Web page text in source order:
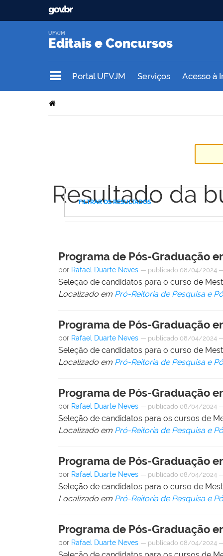
Editais e Concursos
UFVJM
Portal UFVJM Serviços Acesso à
Resultado da
FILTRAR OS RESULTADOS
Programa de Pós-Graduação
por Rafael Duarte Neves — publicado 08/04/2024
Seleção de candidatos para o curso de
Localizado em Pró-Reitoria de Pesquisa e
Programa de Pós-Graduação
por Rafael Duarte Neves — publicado 08/04/2024
Seleção de candidatos para o curso de
Localizado em Pró-Reitoria de Pesquisa e
Programa de Pós-Graduação
por Rafael Duarte Neves — publicado 08/04/2024
Seleção de candidatos para os cursos de
Localizado em Pró-Reitoria de Pesquisa e
Programa de Pós-Graduação
por Rafael Duarte Neves — publicado 08/04/2024
Seleção de candidatos para o curso de
Localizado em Pró-Reitoria de Pesquisa e
Programa de Pós-Graduação
por Rafael Duarte Neves — publicado 08/04/2024